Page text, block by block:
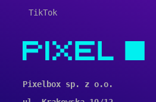
TikTok
Pixelbox sp. z o.o.